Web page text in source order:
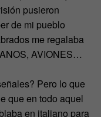
pusieron
de mi pueblo
me regalaba
AVIONES…
Pero lo que
que en todo aquel
en italiano para